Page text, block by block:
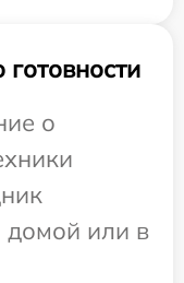
о
домой или в